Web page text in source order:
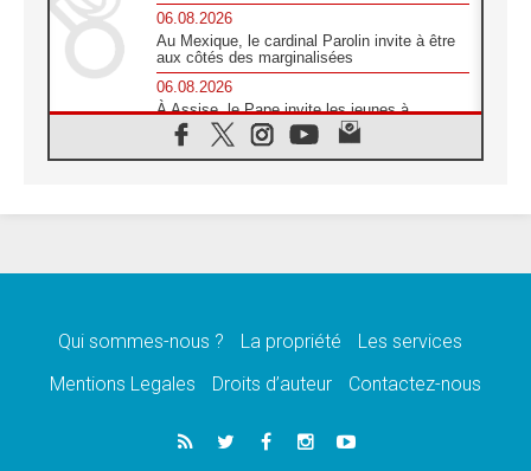
06.08.2026
Au Mexique, le cardinal Parolin invite à être
aux côtés des marginalisées
06.08.2026
À Assise, le Pape invite les jeunes à
«construire la civilisation de l'amour»
05.08.2026
d'entendre ceux qui bénissent la guerre»
Léon XIV au Pérou, une lueur d'espoir pour
05.08.2026
SCEAM: L'Église en Afrique vers
Qui sommes-nous ? La propriété
Les services
Mentions Legales
Droits d’auteur Contactez-nous